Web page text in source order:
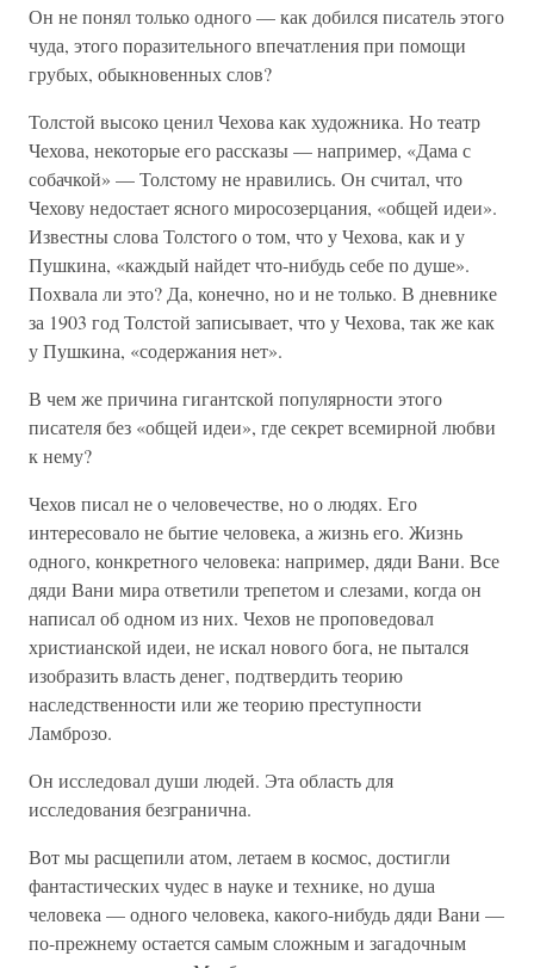
Он не понял только одного — как добился писатель этого
чуда, этого поразительного впечатления при помощи
грубых, обыкновенных слов?
Толстой высоко ценил Чехова как художника. Но театр
Чехова, некоторые его рассказы — например, «Дама с
собачкой» — Толстому не нравились. Он считал, что
Чехову недостает ясного миросозерцания, «общей идеи».
Известны слова Толстого о том, что у Чехова, как и у
Пушкина, «каждый найдет что-нибудь себе по душе».
Похвала ли это? Да, конечно, но и не только. В дневнике
за 1903 год Толстой записывает, что у Чехова, так же как
у Пушкина, «содержания нет».
В чем же причина гигантской популярности этого
писателя без «общей идеи», где секрет всемирной любви
к нему?
Чехов писал не о человечестве, но о людях. Его
интересовало не бытие человека, а жизнь его. Жизнь
одного, конкретного человека: например, дяди Вани. Все
дяди Вани мира ответили трепетом и слезами, когда он
написал об одном из них. Чехов не проповедовал
христианской идеи, не искал нового бога, не пытался
изобразить власть денег, подтвердить теорию
наследственности или же теорию преступности
Ламброзо.
Он исследовал души людей. Эта область для
исследования безгранична.
Вот мы расщепили атом, летаем в космос, достигли
фантастических чудес в науке и технике, но душа
человека — одного человека, какого-нибудь дяди Вани —
по-прежнему остается самым сложным и загадочным